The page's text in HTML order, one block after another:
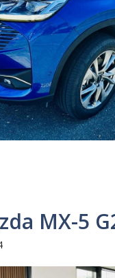
MX-5